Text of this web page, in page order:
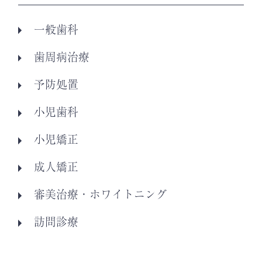
一般歯科
歯周病治療
予防処置
小児歯科
小児矯正
成人矯正
審美治療・ホワイトニング
訪問診療